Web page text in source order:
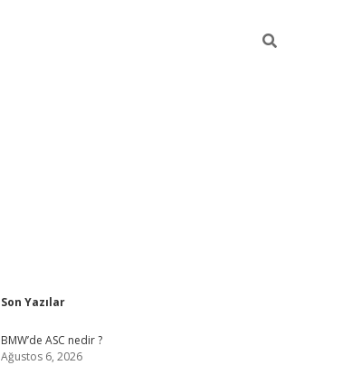
Sidebar
Son Yazılar
BMW’de ASC nedir ?
Ağustos 6, 2026